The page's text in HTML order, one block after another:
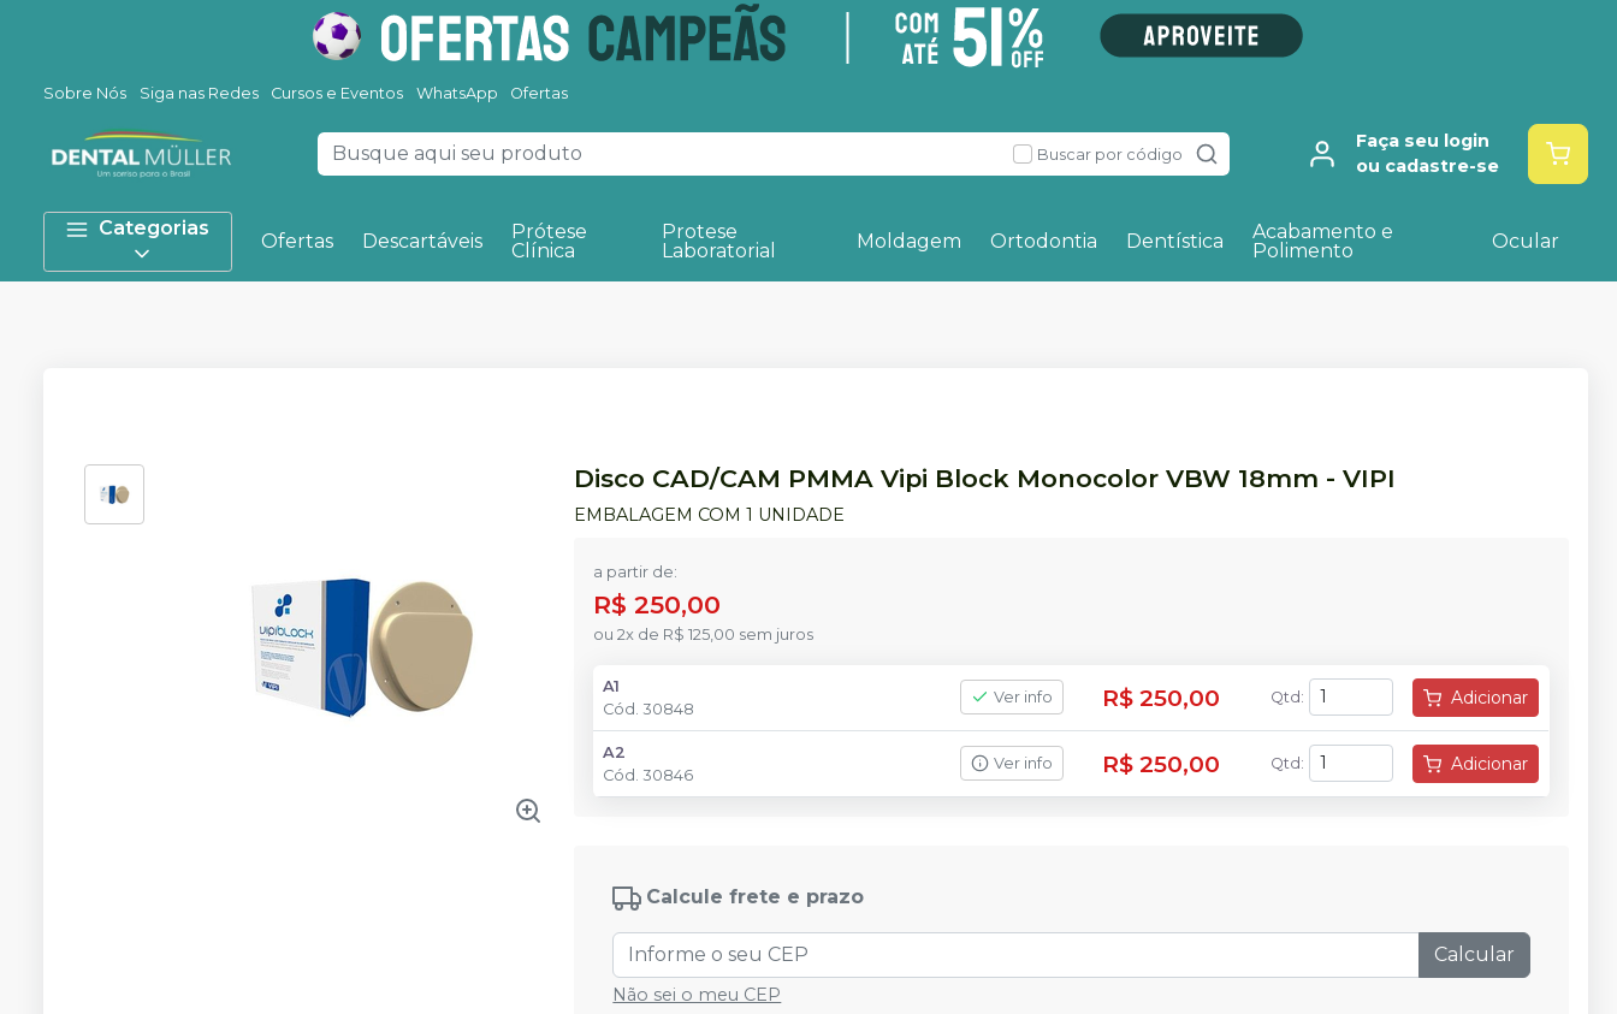
Sobre Nós Siga nas Redes Cursos e Eventos WhatsApp Ofertas
Buscar por código
Faça seu login
ou cadastre-se
Categorias
Ofertas Descartáveis
Prótese
Clínica
Protese
Laboratorial
Moldagem Ortodontia Dentística
Acabamento e
Polimento
Ocular
Disco CAD/CAM PMMA Vipi Block Monocolor VBW 18mm -VIPI
EMBALAGEM COM 1 UNIDADE
a partir de:
R$ 250,00
ou 2x de R$ 125,00 sem juros
A1
Cód.30848
Ver info R$ 250,00 Qtd : Adicionar
A2
Cód.30846
Ver info R$ 250,00 Qtd : Adicionar
Calcule frete e prazo
Calcular
Não sei o meu CEP